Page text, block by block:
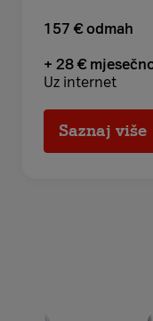
157 € odmah
+ 28 €
Uz internet
Saznaj više